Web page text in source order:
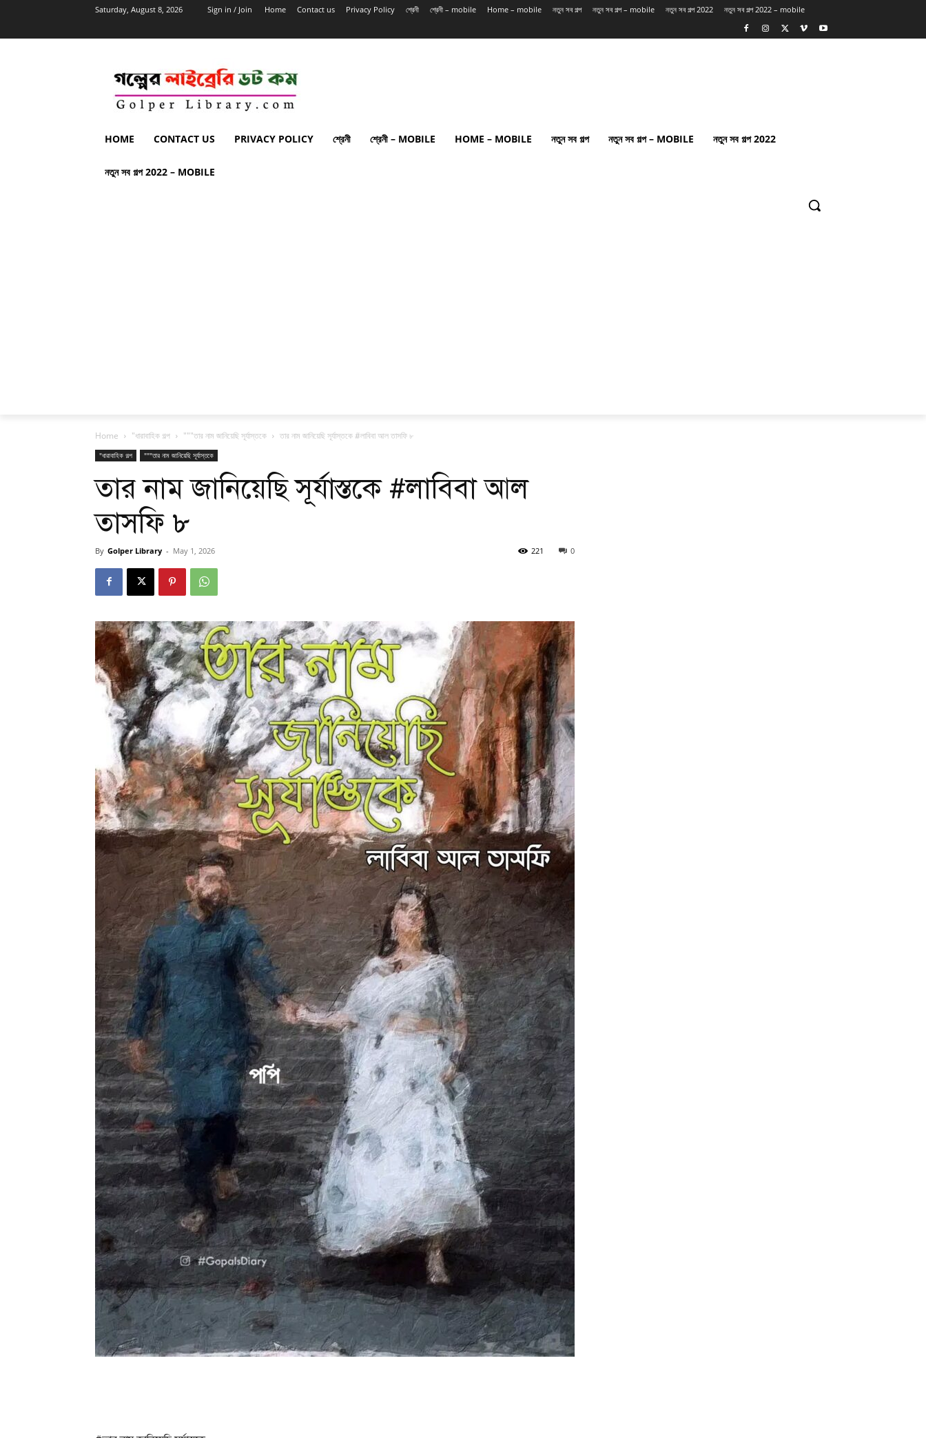
Saturday, August 8, 2026 Sign in / Join Home Contact us Privacy Policy শ্রেনী শ্রেনী – mobile Home – mobile নতুন সব গল্প নতুন সব গল্প – mobile নতুন সব গল্প 2022 নতুন সব গল্প 2022 – mobile
HOME CONTACT US PRIVACY POLICY শ্রেনী শ্রেনী – MOBILE HOME – MOBILE নতুন সব গল্প নতুন সব গল্প – MOBILE নতুন সব গল্প 2022
নতুন সব গল্প 2022 – MOBILE
Home "ধারাবাহিক গল্প """তার নাম জানিয়েছি সূর্যাস্তকে তার নাম জানিয়েছি সূর্যাস্তকে #লাবিবা আল তাসফি ৮
"ধারাবাহিক গল্প """তার নাম জানিয়েছি সূর্যাস্তকে
তার নাম জানিয়েছি সূর্যাস্তকে #লাবিবা আল
তাসফি ৮
By Golper Library - May 1, 2026 0
221